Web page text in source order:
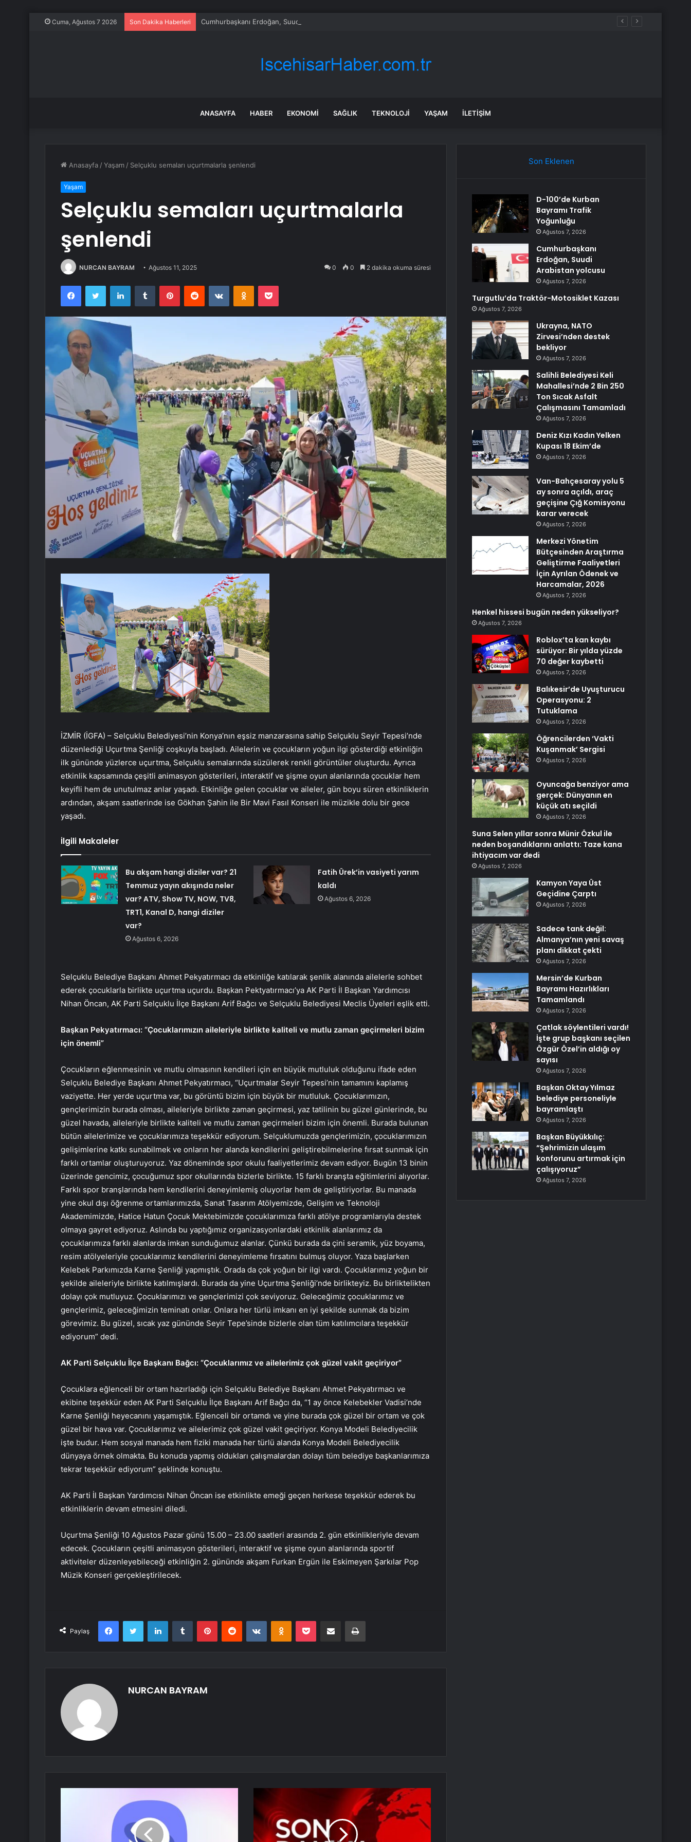
Cuma, Ağustos 7 2026 Son Dakika Haberleri Cumhurbaşkanı Erdoğan, Suudi Arabistan yolcusu
ANASAYFA HABER EKONOMI SAĞLIK TEKNOLOJI YAŞAM İLETIŞIM
Anasayfa /Yaşam / Selçuklu semaları uçurtmalarla şenlendi
Yaşam
Selçuklu semaları uçurtmalarla
şenlendi
NURCAN BAYRAM Ağustos 11, 2025 0 0 2 dakika okuma süresi
FacebookTwitter LinkedInTumblr PinterestReddit VKontakteOdnoklassniki
Pocket
İZMİR (İGFA) – Selçuklu Belediyesi’nin Konya’nın eşsiz manzarasına sahip Selçuklu Seyir Tepesi’nde
düzenlediği Uçurtma Şenliği coşkuyla başladı. Ailelerin ve çocukların yoğun ilgi gösterdiği etkinliğin
ilk gününde yüzlerce uçurtma, Selçuklu semalarında süzülerek renkli görüntüler oluşturdu. Ayrıca
etkinlik kapsamında çeşitli animasyon gösterileri, interaktif ve şişme oyun alanlarında çocuklar hem
keyifli hem de unutulmaz anlar yaşadı. Etkinliğe gelen çocuklar ve aileler, gün boyu süren etkinliklerin
ardından, akşam saatlerinde ise Gökhan Şahin ile Bir Mavi Fasıl Konseri ile müzikle dolu bir gece
yaşadı.
İlgili Makaleler
Bu akşam hangi diziler var? 21
Temmuz yayın akışında neler
var? ATV, Show TV, NOW, TV8,
TRT1, Kanal D, hangi diziler
var?
Ağustos 6, 2026
Fatih Ürek’in vasiyeti yarım
kaldı
Ağustos 6, 2026
Selçuklu Belediye Başkanı Ahmet Pekyatırmacı da etkinliğe katılarak şenlik alanında ailelerle sohbet
ederek çocuklarla birlikte uçurtma uçurdu. Başkan Pektyatırmacı’ya AK Parti İl Başkan Yardımcısı
Nihan Öncan, AK Parti Selçuklu İlçe Başkanı Arif Bağcı ve Selçuklu Belediyesi Meclis Üyeleri eşlik etti.
Başkan Pekyatırmacı: “Çocuklarımızın aileleriyle birlikte kaliteli ve mutlu zaman geçirmeleri bizim
için önemli”
Çocukların eğlenmesinin ve mutlu olmasının kendileri için en büyük mutluluk olduğunu ifade eden
Selçuklu Belediye Başkanı Ahmet Pekyatırmacı, “Uçurtmalar Seyir Tepesi’nin tamamını kaplamış
vaziyette. Her yerde uçurtma var, bu görüntü bizim için büyük bir mutluluk. Çocuklarımızın,
gençlerimizin burada olması, aileleriyle birlikte zaman geçirmesi, yaz tatilinin bu güzel günlerinde, bu
güzel havada, aileleriyle birlikte kaliteli ve mutlu zaman geçirmeleri bizim için önemli. Burada bulunan
bütün ailelerimize ve çocuklarımıza teşekkür ediyorum. Selçuklumuzda gençlerimizin, çocuklarımızın
gelişimlerine katkı sunabilmek ve onların her alanda kendilerini geliştirebilmelerine fırsat sunmak için
farklı ortamlar oluşturuyoruz. Yaz döneminde spor okulu faaliyetlerimiz devam ediyor. Bugün 13 binin
üzerinde gencimiz, çocuğumuz spor okullarında bizlerle birlikte. 15 farklı branşta eğitimlerini alıyorlar.
Farklı spor branşlarında hem kendilerini deneyimlemiş oluyorlar hem de geliştiriyorlar. Bu manada
yine okul dışı öğrenme ortamlarımızda, Sanat Tasarım Atölyemizde, Gelişim ve Teknoloji
Akademimizde, Hatice Hatun Çocuk Mektebimizde çocuklarımıza farklı atölye programlarıyla destek
olmaya gayret ediyoruz. Aslında bu yaptığımız organizasyonlardaki etkinlik alanlarımız da
çocuklarımıza farklı alanlarda imkan sunduğumuz alanlar. Çünkü burada da çini seramik, yüz boyama,
resim atölyeleriyle çocuklarımız kendilerini deneyimleme fırsatını bulmuş oluyor. Yaza başlarken
Kelebek Parkımızda Karne Şenliği yapmıştık. Orada da çok yoğun bir ilgi vardı. Çocuklarımız yoğun bir
şekilde aileleriyle birlikte katılmışlardı. Burada da yine Uçurtma Şenliği’nde birlikteyiz. Bu birliktelikten
dolayı çok mutluyuz. Çocuklarımızı ve gençlerimizi çok seviyoruz. Geleceğimiz çocuklarımız ve
gençlerimiz, geleceğimizin teminatı onlar. Onlara her türlü imkanı en iyi şekilde sunmak da bizim
görevimiz. Bu güzel, sıcak yaz gününde Seyir Tepe’sinde bizlerle olan tüm katılımcılara teşekkür
ediyorum” dedi.
AK Parti Selçuklu İlçe Başkanı Bağcı: “Çocuklarımız ve ailelerimiz çok güzel vakit geçiriyor”
Çocuklara eğlenceli bir ortam hazırladığı için Selçuklu Belediye Başkanı Ahmet Pekyatırmacı ve
ekibine teşekkür eden AK Parti Selçuklu İlçe Başkanı Arif Bağcı da, “1 ay önce Kelebekler Vadisi’nde
Karne Şenliği heyecanını yaşamıştık. Eğlenceli bir ortamdı ve yine burada çok güzel bir ortam ve çok
güzel bir hava var. Çocuklarımız ve ailelerimiz çok güzel vakit geçiriyor. Konya Modeli Belediyecilik
işte budur. Hem sosyal manada hem fiziki manada her türlü alanda Konya Modeli Belediyecilik
dünyaya örnek olmakta. Bu konuda yapmış oldukları çalışmalardan dolayı tüm belediye başkanlarımıza
tekrar teşekkür ediyorum” şeklinde konuştu.
AK Parti İl Başkan Yardımcısı Nihan Öncan ise etkinlikte emeği geçen herkese teşekkür ederek bu
etkinliklerin devam etmesini diledi.
Uçurtma Şenliği 10 Ağustos Pazar günü 15.00 – 23.00 saatleri arasında 2. gün etkinlikleriyle devam
edecek. Çocukların çeşitli animasyon gösterileri, interaktif ve şişme oyun alanlarında sportif
aktiviteler düzenleyebileceği etkinliğin 2. gününde akşam Furkan Ergün ile Eskimeyen Şarkılar Pop
Müzik Konseri gerçekleştirilecek.
Paylaş
FacebookTwitter LinkedInTumblr PinterestReddit VKontakteOdnoklassniki
Pocket E-Posta ile paylaş Yazdır
NURCAN BAYRAM
Son Eklenen
D-100’de Kurban
Bayramı Trafik
Yoğunluğu
Ağustos 7, 2026
Cumhurbaşkanı
Erdoğan, Suudi
Arabistan yolcusu
Ağustos 7, 2026
Turgutlu’da Traktör-Motosiklet Kazası
Ağustos 7, 2026
Ukrayna, NATO
Zirvesi’nden destek
bekliyor
Ağustos 7, 2026
Salihli Belediyesi Keli
Mahallesi’nde 2 Bin 250
Ton Sıcak Asfalt
Çalışmasını Tamamladı
Ağustos 7, 2026
Deniz Kızı Kadın Yelken
Kupası 18 Ekim’de
Ağustos 7, 2026
Van-Bahçesaray yolu 5
ay sonra açıldı, araç
geçişine Çığ Komisyonu
karar verecek
Ağustos 7, 2026
Merkezi Yönetim
Bütçesinden Araştırma
Geliştirme Faaliyetleri
İçin Ayrılan Ödenek ve
Harcamalar, 2026
Ağustos 7, 2026
Henkel hissesi bugün neden yükseliyor?
Ağustos 7, 2026
Roblox’ta kan kaybı
sürüyor: Bir yılda yüzde
70 değer kaybetti
Ağustos 7, 2026
Balıkesir’de Uyuşturucu
Operasyonu: 2
Tutuklama
Ağustos 7, 2026
Öğrencilerden ‘Vakti
Kuşanmak’ Sergisi
Ağustos 7, 2026
Oyuncağa benziyor ama
gerçek: Dünyanın en
küçük atı seçildi
Ağustos 7, 2026
Suna Selen yıllar sonra Münir Özkul ile
neden boşandıklarını anlattı: Taze kana
ihtiyacım var dedi
Ağustos 7, 2026
Kamyon Yaya Üst
Geçidine Çarptı
Ağustos 7, 2026
Sadece tank değil:
Almanya’nın yeni savaş
planı dikkat çekti
Ağustos 7, 2026
Mersin’de Kurban
Bayramı Hazırlıkları
Tamamlandı
Ağustos 7, 2026
Çatlak söylentileri vardı!
İşte grup başkanı seçilen
Özgür Özel’in aldığı oy
sayısı
Ağustos 7, 2026
Başkan Oktay Yılmaz
belediye personeliyle
bayramlaştı
Ağustos 7, 2026
Başkan Büyükkılıç:
“Şehrimizin ulaşım
konforunu artırmak için
çalışıyoruz”
Ağustos 7, 2026